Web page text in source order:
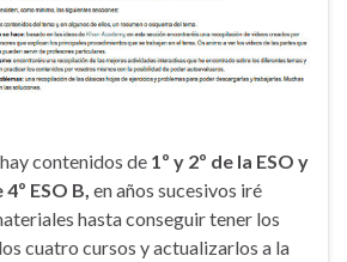
contenidos de 1º y 2º de la ESO y
ESO B, en años sucesivos iré
hasta conseguir tener los
cuatro cursos y actualizarlos a la